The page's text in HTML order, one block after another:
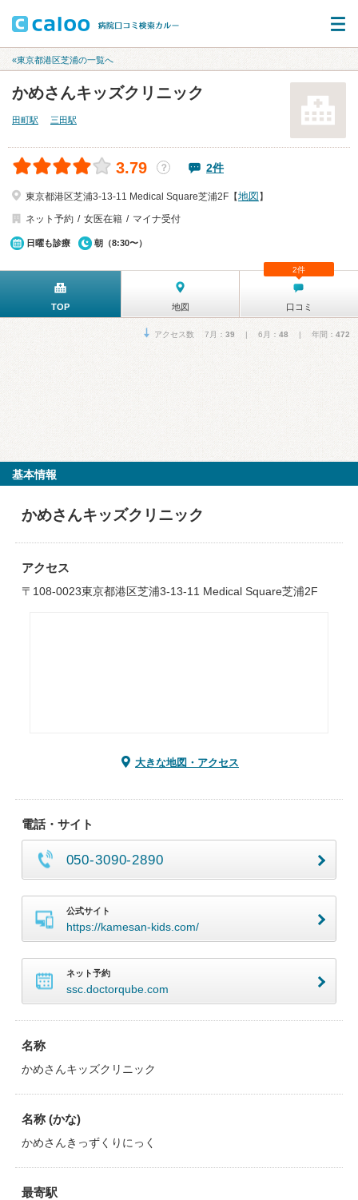
«東京都港区芝浦の一覧へ
かめさんキッズクリニック
田町駅 三田駅
3.79 ？ 2件
東京都港区芝浦3-13-11 Medical Square芝浦2F【地図 】
ネット予約
女医在籍 マイナ受付
日曜も診療 朝（8:30〜）
TOP 地図 口コミ
2件
アクセス数 7月： 39 | 6月： 48 | 年間： 472
基本情報
かめさんキッズクリニック
アクセス
〒108-0023東京都港区芝浦3-13-11 Medical Square芝浦2F
大きな地図・アクセス
電話・サイト
050-3090-2890
公式サイト
https://kamesan-kids.com/
ネット予約
ssc.doctorqube.com
名称
かめさんキッズクリニック
名称 (かな)
かめさんきっずくりにっく
最寄駅